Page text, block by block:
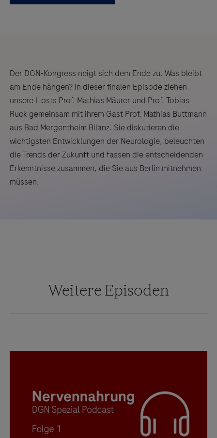
Der DGN-Kongress neigt sich dem Ende zu. Was bleibt
am Ende hängen? In dieser finalen Episode ziehen
unsere Hosts Prof. Mathias Mäurer und Prof. Tobias
Ruck gemeinsam mit ihrem Gast Prof. Mathias Buttmann
aus Bad Mergentheim Bilanz. Sie diskutieren die
wichtigsten Entwicklungen der Neurologie, beleuchten
die Trends der Zukunft und fassen die entscheidenden
Erkenntnisse zusammen, die Sie aus Berlin mitnehmen
müssen.
Weitere Episoden